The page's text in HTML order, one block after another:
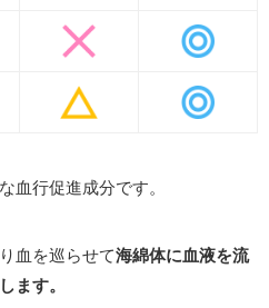
血行促進成分です。
血を巡らせて海綿体に血液を流
ます。